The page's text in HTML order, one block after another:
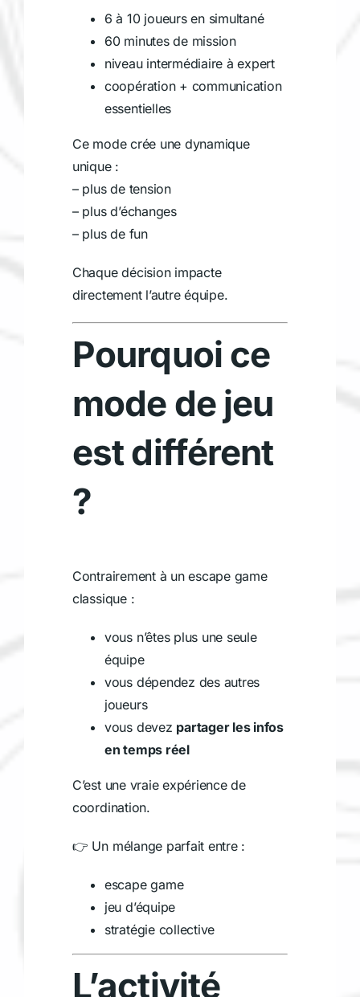
6 à 10 joueurs en simultané
60 minutes de mission
niveau intermédiaire à expert
coopération + communication
essentielles
Ce mode crée une dynamique
unique :
– plus de tension
– plus d’échanges
– plus de fun
Chaque décision impacte
directement l’autre équipe.
Pourquoi ce
mode de jeu
est différent
?
Contrairement à un escape game
classique :
vous n’êtes plus une seule
équipe
vous dépendez des autres
joueurs
vous devez partager les infos
en temps réel
C’est une vraie expérience de
coordination.
👉 Un mélange parfait entre :
escape game
jeu d’équipe
stratégie collective
L’activité